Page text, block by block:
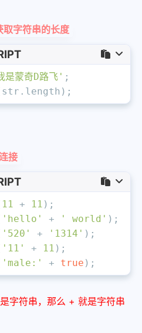
字符串的长度
是蒙奇D路飞' ;
length );
接
11 + 11 );
'hello' + ' world' );
'520' + '1314' );
'11' + 11 );
'male:' + true );
字符串，那么 + 就是字符串